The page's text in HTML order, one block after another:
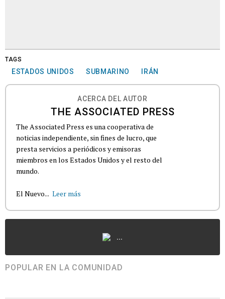
TAGS
ESTADOS UNIDOS SUBMARINO IRÁN
ACERCA DEL AUTOR
THE ASSOCIATED PRESS
The Associated Press es una cooperativa de
noticias independiente, sin fines de lucro, que
presta servicios a periódicos y emisoras
miembros en los Estados Unidos y el resto del
mundo.
El Nuevo... Leer más
...
POPULAR EN LA COMUNIDAD